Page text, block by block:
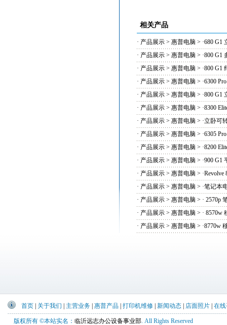
相关产品
· 产品展示 > 惠普电脑 > ·680 G1
· 产品展示 > 惠普电脑 > ·800 G1
· 产品展示 > 惠普电脑 > ·800 G1
· 产品展示 > 惠普电脑 > ·6300
· 产品展示 > 惠普电脑 > ·800 G1
· 产品展示 > 惠普电脑 > ·8300
· 产品展示 > 惠普电脑 > ·立卧可
· 产品展示 > 惠普电脑 > ·6305
· 产品展示 > 惠普电脑 > ·8200
· 产品展示 > 惠普电脑 > ·900 G1
· 产品展示 > 惠普电脑 > ·Revolve
· 产品展示 > 惠普电脑 > ·笔记本
· 产品展示 > 惠普电脑 > · 2570p
· 产品展示 > 惠普电脑 > · 8570w
· 产品展示 > 惠普电脑 > ·8770w
首页 关于我们 主营业务 |惠普产品 |打印机维修 |新闻动态 店面照片 |在
版权所有 ©本站实名： 临沂远志办公设备事业部. All Rights Reserved